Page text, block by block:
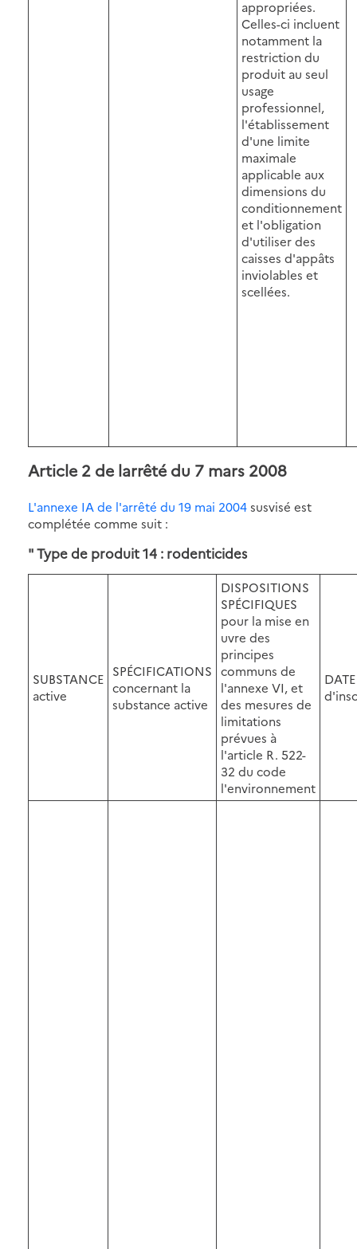
appropriées.
Celles-ci incluent
notamment la
restriction du
produit au seul
usage
professionnel,
l'établissement
d'une limite
maximale
applicable aux
dimensions du
conditionnement
et l'obligation
d'utiliser des
caisses d'appâts
inviolables et
scellées.
Article 2 de larrêté du 7 mars 2008
L'annexe IA de l'arrêté du 19 mai 2004susvisé est
complétée comme suit :
" Type de produit 14 : rodenticides
SUBSTANCE
active
SPÉCIFICATIONS
concernant la
substance active
DISPOSITIONS
SPÉCIFIQUES
pour la mise en
uvre des
principes
communs de
l'annexe VI, et
des mesures de
limitations
prévues à
l'article R. 522-
32 du code
l'environnement
DATE